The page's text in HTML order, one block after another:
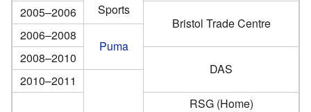
Sports
2005–2006
Bristol Trade Centre
2006–2008
Puma
2008–2010
DAS
2010–2011
RSG (Home)